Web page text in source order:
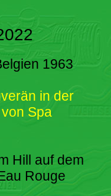
1963
in der
Spa
Hill auf dem
Rouge